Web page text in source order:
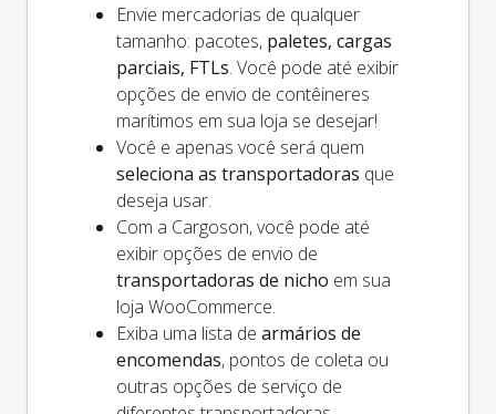
Envie mercadorias de qualquer
tamanho: pacotes, paletes, cargas
parciais, FTLs. Você pode até exibir
opções de envio de contêineres
marítimos em sua loja se desejar!
Você e apenas você será quem
seleciona as transportadoras que
deseja usar.
Com a Cargoson, você pode até
exibir opções de envio de
transportadoras de nicho em sua
loja WooCommerce.
Exiba uma lista de armários de
encomendas, pontos de coleta ou
outras opções de serviço de